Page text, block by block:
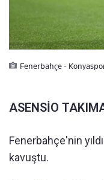
Fenerbahçe -
ASENSİO
Fenerbahçe'nin
kavuştu.